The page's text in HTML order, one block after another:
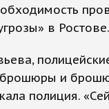
в Ростове.
и
полиция.